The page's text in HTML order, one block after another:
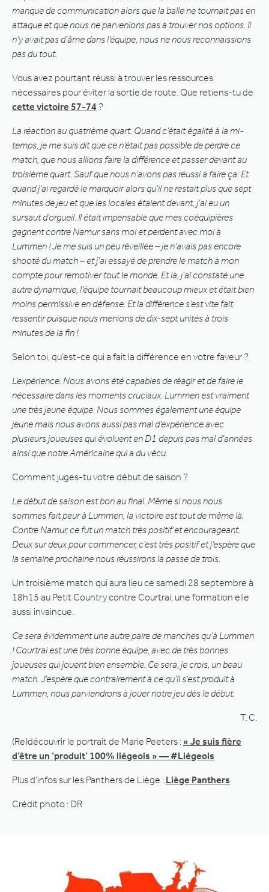
manque de communication alors que la balle ne tournait pas en
attaque et que nous ne parvenions pas à trouver nos options. Il
n’y avait pas d’âme dans l’équipe, nous ne nous reconnaissions
pas du tout.
Vous avez pourtant réussi à trouver les ressources
nécessaires pour éviter la sortie de route. Que retiens-tu de
cette victoire 57-74 ?
La réaction au quatrième quart. Quand c’était égalité à la mi-
temps, je me suis dit que ce n’était pas possible de perdre ce
match, que nous allions faire la différence et passer devant au
troisième quart. Sauf que nous n’avons pas réussi à faire ça. Et
quand j’ai regardé le marquoir alors qu’il ne restait plus que sept
minutes de jeu et que les locales étaient devant, j’ai eu un
sursaut d’orgueil. Il était impensable que mes coéquipières
gagnent contre Namur sans moi et perdent avec moi à
Lummen ! Je me suis un peu réveillée – je n’avais pas encore
shooté du match – et j’ai essayé de prendre le match à mon
compte pour remotiver tout le monde. Et là, j’ai constaté une
autre dynamique, l’équipe tournait beaucoup mieux et était bien
moins permissive en défense. Et la différence s’est vite fait
ressentir puisque nous menions de dix-sept unités à trois
minutes de la fin !
Selon toi, qu’est-ce qui a fait la différence en votre faveur ?
L’expérience. Nous avons été capables de réagir et de faire le
nécessaire dans les moments cruciaux. Lummen est vraiment
une très jeune équipe. Nous sommes également une équipe
jeune mais nous avons aussi pas mal d’expérience avec
plusieurs joueuses qui évoluent en D1 depuis pas mal d’années
ainsi que notre Américaine qui a du vécu.
Comment juges-tu votre début de saison ?
Le début de saison est bon au final. Même si nous nous
sommes fait peur à Lummen, la victoire est tout de même là.
Contre Namur, ce fut un match très positif et encourageant.
Deux sur deux pour commencer, c’est très positif et j’espère que
la semaine prochaine nous réussirons la passe de trois.
Un troisième match qui aura lieu ce samedi 28 septembre à
18h15 au Petit Country contre Courtrai, une formation elle
aussi invaincue.
Ce sera évidemment une autre paire de manches qu’à Lummen
! Courtrai est une très bonne équipe, avec de très bonnes
joueuses qui jouent bien ensemble. Ce sera, je crois, un beau
match. J’espère que contrairement à ce qu’il s’est produit à
Lummen, nous parviendrons à jouer notre jeu dès le début.
T. C.
(Re)découvrir le portrait de Marie Peeters : « Je suis fière
d’être un ‘produit’ 100% liégeois » — #Liégeois
Plus d’infos sur les Panthers de Liège : Liège Panthers
Crédit photo : DR